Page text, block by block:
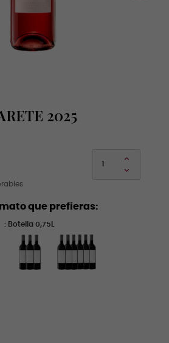
2025
que prefieras:
: Botella 0,75L